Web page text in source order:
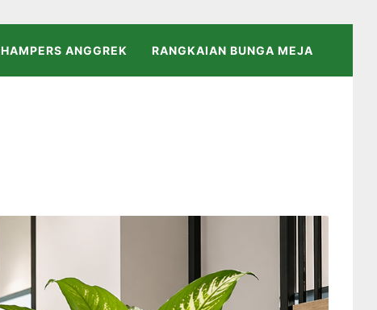
HAMPERS ANGGREK RANGKAIAN BUNGA MEJA